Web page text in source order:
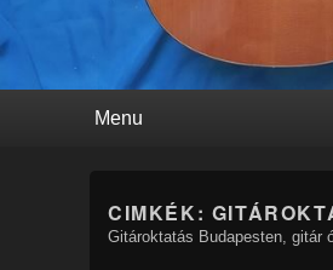
CIMKÉK:
Gitároktatás Budapesten, gitár